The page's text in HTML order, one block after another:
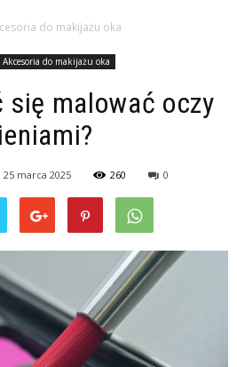
do makijażu oka
Akcesoria do makijażu oka
się malować oczy
25 marca 2025 260 0